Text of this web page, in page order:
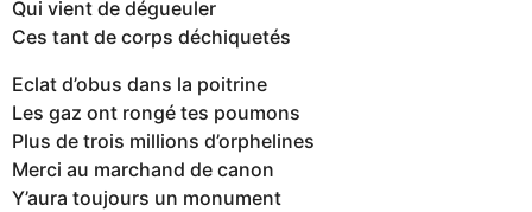
Qui vient de dégueuler
Ces tant de corps déchiquetés
Eclat d’obus dans la poitrine
Les gaz ont rongé tes poumons
Plus de trois millions d’orphelines
Merci au marchand de canon
Y’aura toujours un monument